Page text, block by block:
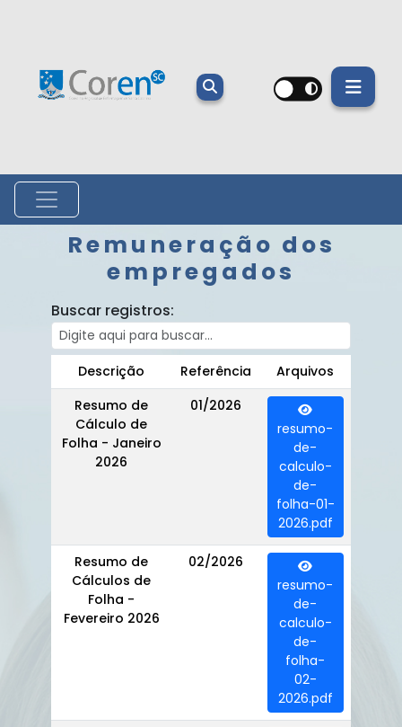
Remuneração dos
empregados
Buscar registros:
Descrição Referência
Arquivos
Resumo de
Cálculo de
Folha - Janeiro
2026
01/2026
resumo-
de-
calculo-
de-
folha-01-
2026.pdf
Resumo de
Cálculos de
Folha -
Fevereiro 2026
02/2026
resumo-
de-
calculo-
de-
folha-
02-
2026.pdf